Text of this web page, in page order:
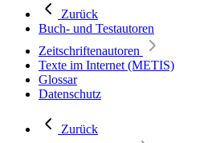
Zurück
Buch- und Testautoren
Zeitschriftenautoren
Texte im Internet (METIS)
Glossar
Datenschutz
Zurück